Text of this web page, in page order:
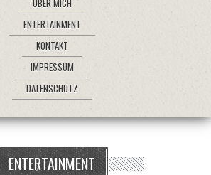
ÜBER MICH
ENTERTAINMENT
KONTAKT
IMPRESSUM
DATENSCHUTZ
ENTERTAINMENT